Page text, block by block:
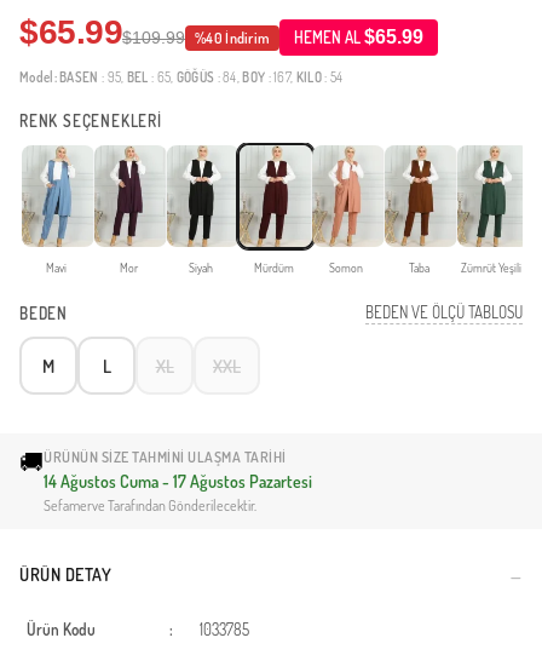
$65.99$109.99 %40 İndirim HEMEN AL$65.99
Model: BASEN : 95, BEL : 65, GÖĞÜS : 84, BOY : 167, KILO: 54
RENK SEÇENEKLERİ
Mavi Mor Siyah Mürdüm Somon Taba Zümrüt Yeşili
BEDEN BEDEN VE ÖLÇÜ TABLOSU
M L XL XXL
🚚ÜRÜNÜN SIZE TAHMINI ULAŞMA TARIHI
14 Ağustos Cuma - 17 Ağustos Pazartesi
Sefamerve Tarafından Gönderilecektir.
ÜRÜN DETAY
Ürün Kodu :
1033785